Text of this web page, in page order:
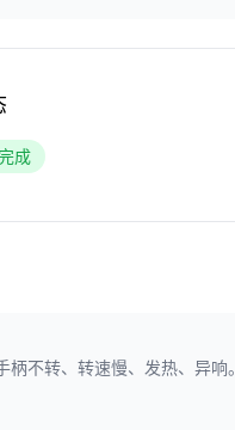
成
不转、转速慢、发热、异响。